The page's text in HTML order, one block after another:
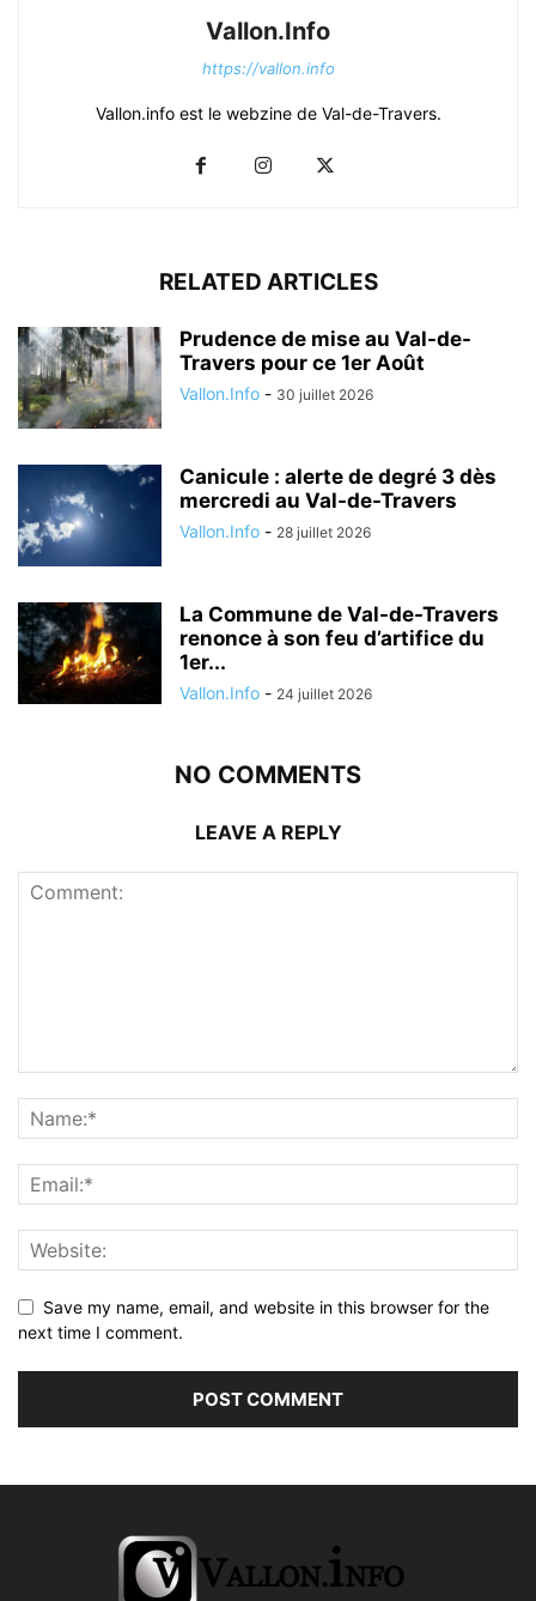
Vallon.Info
https://vallon.info
Vallon.info est le webzine de Val-de-Travers.
RELATED ARTICLES
Prudence de mise au Val-de-
Travers pour ce 1er Août
Vallon.Info - 30 juillet 2026
Canicule : alerte de degré 3 dès
mercredi au Val-de-Travers
Vallon.Info - 28 juillet 2026
La Commune de Val-de-Travers
renonce à son feu d’artifice du
1er...
Vallon.Info - 24 juillet 2026
NO COMMENTS
LEAVE A REPLY
Save my name, email, and website in this browser for the
next time I comment.